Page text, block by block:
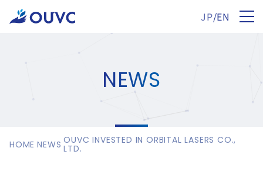
JP/EN
NEWS
HOME NEWS OUVC INVESTED IN ORBITAL LASERS CO.,
LTD.